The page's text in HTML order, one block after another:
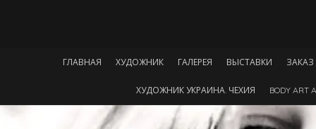
ГЛАВНАЯ ХУДОЖНИК ГАЛЕРЕЯ ВЫСТАВКИ
ХУДОЖНИК УКРАИНА. ЧЕХИЯ BODY ART